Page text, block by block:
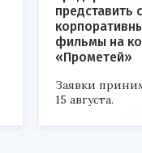
представить
фильмы на
«Прометей»
Заявки
15 августа.